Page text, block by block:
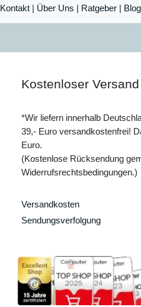
Kontakt | Über Uns | Ratgeber |
Kostenloser Versand
*Wir liefern innerhalb
39,- Euro versandkostenfrei!
Euro.
(Kostenlose Rücksendung
Widerrufsrechtsbedingungen.)
Versandkosten
Sendungsverfolgung